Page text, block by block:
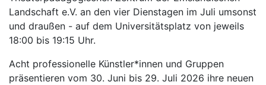
Landschaft e.V. an den vier Dienstagen im Juli umsonst
und draußen - auf dem Universitätsplatz von jeweils
18:00 bis 19:15 Uhr.
Acht professionelle Künstler*innen und Gruppen
präsentieren vom 30. Juni bis 29. Juli 2026 ihre neuen